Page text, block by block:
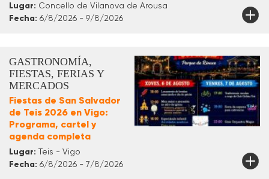
Lugar: Concello de Vilanova de Arousa
Fecha: 6/8/2026 - 9/8/2026
GASTRONOMÍA,
FIESTAS, FERIAS Y
MERCADOS
Fiestas de San Salvador
de Teis 2026 en Vigo:
Programa, cartel y
agenda completa
Lugar: Teis - Vigo
Fecha: 6/8/2026 - 7/8/2026